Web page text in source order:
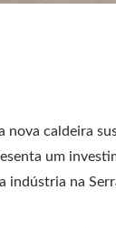
nova caldeira
um
indústria na